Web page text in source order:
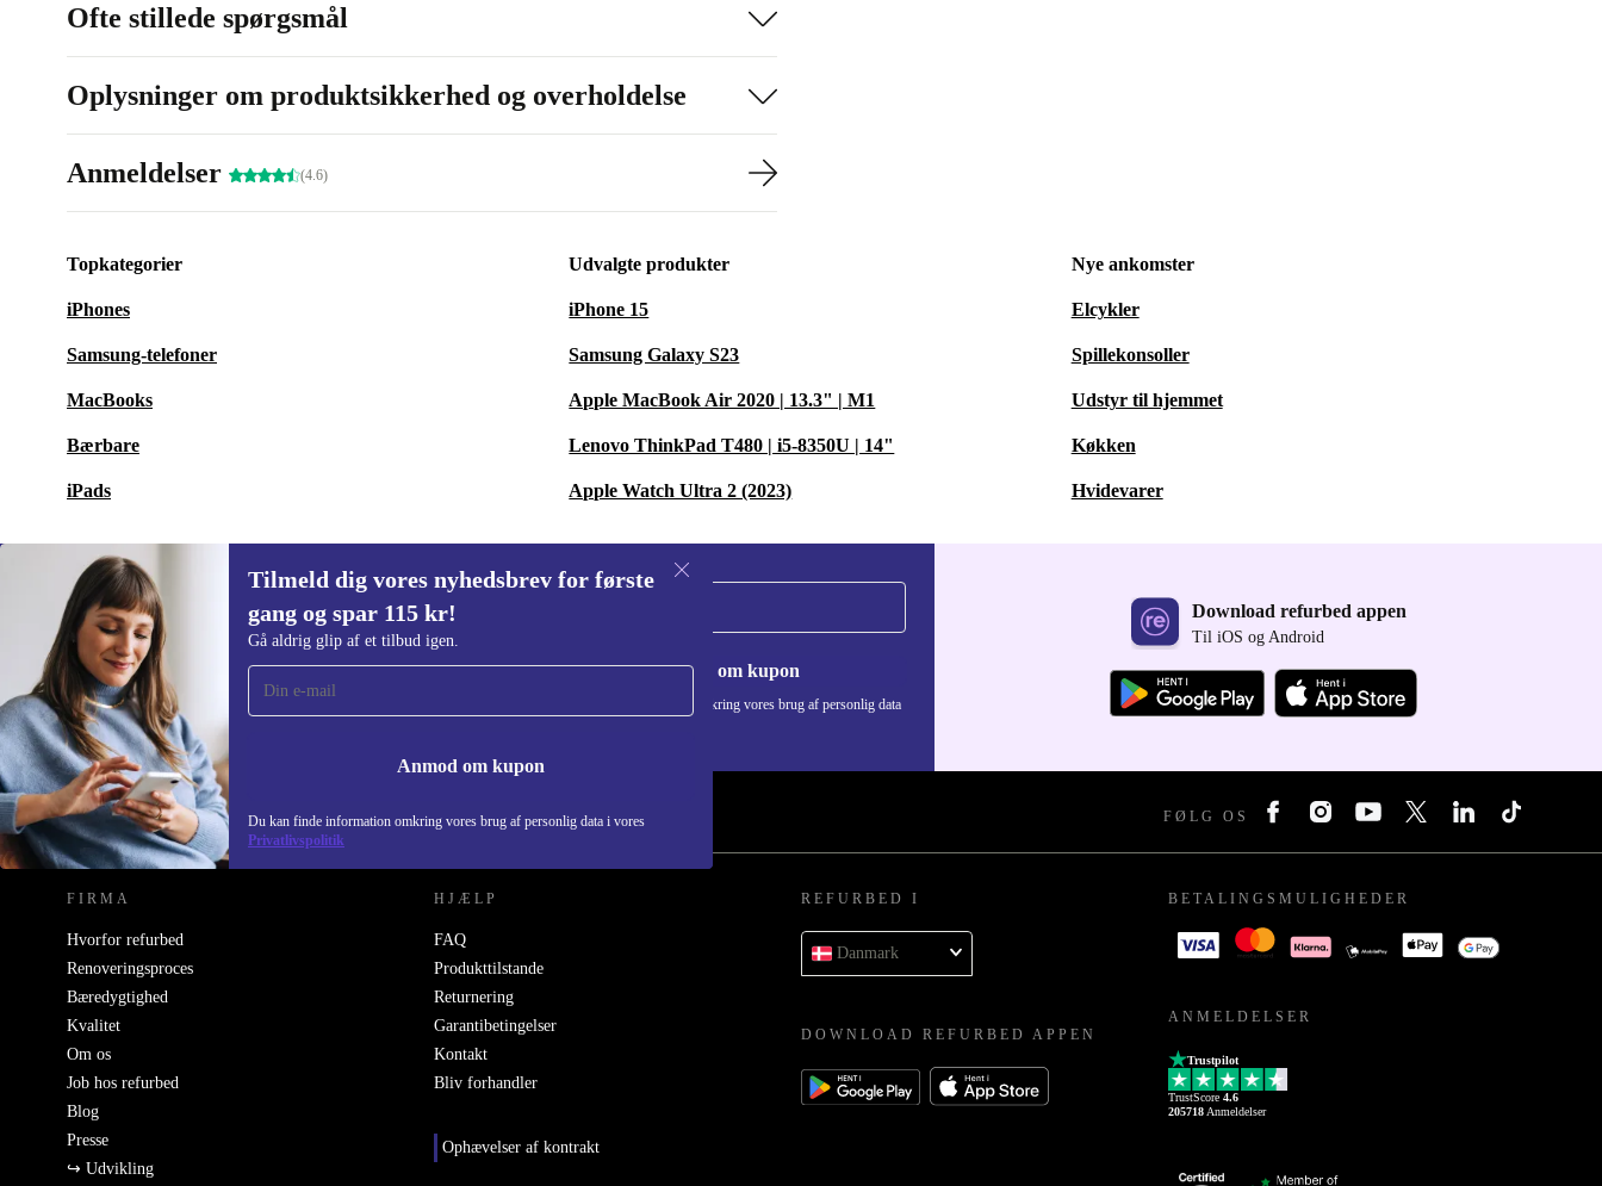
Ofte stillede spørgsmål
Oplysninger om produktsikkerhed og overholdelse
Anmeldelser (4.6)
Topkategorier
iPhones
Samsung-telefoner
MacBooks
Bærbare
iPads
Udvalgte produkter
iPhone 15
Samsung Galaxy S23
Apple MacBook Air 2020 | 13.3" | M1
Lenovo ThinkPad T480 | i5-8350U | 14"
Apple Watch Ultra 2 (2023)
Nye ankomster
Elcykler
Spillekonsoller
Udstyr til hjemmet
Køkken
Hvidevarer
Tilmeld dig vores nyhedsbrev for første
gang og spar 115 kr!
Gå aldrig glip af et tilbud igen.
Anmod om kupon
Du kan finde information omkring vores brug af personlig data i vores
Privatlivspolitik
Tilmeld dig vores nyhedsbrev for første
gang og spar 115 kr!
Gå aldrig glip af et tilbud igen.
Anmod om kupon
Du kan finde information omkring vores brug af personlig data
Download refurbed appen
Til iOS og Android
REFURBED DANMARK - RETHINK NEW. FØLG OS
FIRMA
Hvorfor refurbed
Renoveringsproces
Bæredygtighed
Kvalitet
Om os
Job hos refurbed
Blog
Presse
↪ Udvikling
HJÆLP
FAQ
Produkttilstande
Returnering
Garantibetingelser
Kontakt
Bliv forhandler
Ophævelser af kontrakt
REFURBED I
Danmark
DOWNLOAD REFURBED APPEN
BETALINGSMULIGHEDER
ANMELDELSER
Trustpilot
TrustScore 4.6
205718 Anmeldelser